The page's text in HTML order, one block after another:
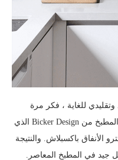
للغاية ، فكر مرة
أخرى. نحن نشعر بالرهبة من هذا المطبخ من Bicker Design الذي
الأنفاق باكسبلاش. والنتيجة
في المطبخ المعاصر.